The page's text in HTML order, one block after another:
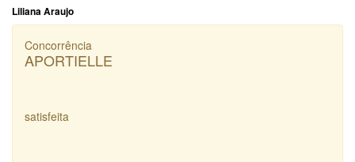
Liliana Araujo
Concorrência
APORTIELLE
satisfeita